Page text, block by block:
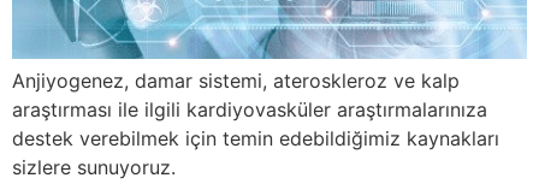
Anjiyogenez, damar sistemi, ateroskleroz ve kalp
araştırması ile ilgili kardiyovasküler araştırmalarınıza
destek verebilmek için temin edebildiğimiz kaynakları
sizlere sunuyoruz.